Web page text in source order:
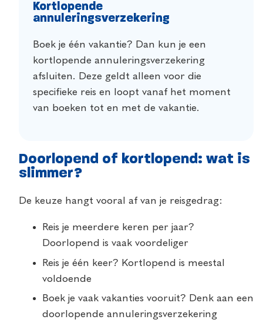
Kortlopende
annuleringsverzekering
Boek je één vakantie? Dan kun je een
kortlopende annuleringsverzekering
afsluiten. Deze geldt alleen voor die
specifieke reis en loopt vanaf het moment
van boeken tot en met de vakantie.
Doorlopend of kortlopend: wat is
slimmer?
De keuze hangt vooral af van je reisgedrag:
Reis je meerdere keren per jaar?
Doorlopend is vaak voordeliger
Reis je één keer? Kortlopend is meestal
voldoende
Boek je vaak vakanties vooruit? Denk aan een
doorlopende annuleringsverzekering